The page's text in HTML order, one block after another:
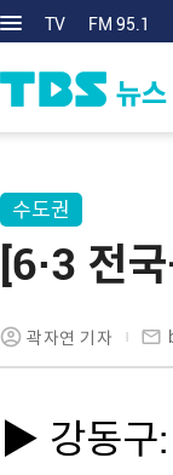
TV FM 95.1
수도권
[6·3 전
곽자연 기자
▶ 강동구: